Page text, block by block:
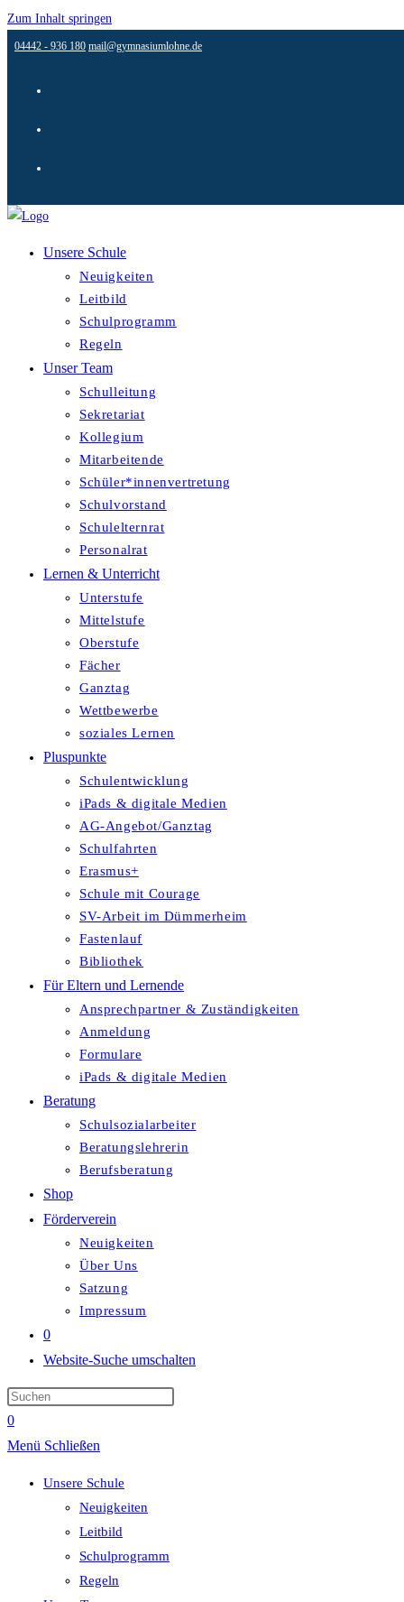
Zum Inhalt springen
04442 - 936 180 mail@gymnasiumlohne.de
Unsere Schule
Neuigkeiten
Leitbild
Schulprogramm
Regeln
Unser Team
Schulleitung
Sekretariat
Kollegium
Mitarbeitende
Schüler*innenvertretung
Schulvorstand
Schulelternrat
Personalrat
Lernen & Unterricht
Unterstufe
Mittelstufe
Oberstufe
Fächer
Ganztag
Wettbewerbe
soziales Lernen
Pluspunkte
Schulentwicklung
iPads & digitale Medien
AG-Angebot/Ganztag
Schulfahrten
Erasmus+
Schule mit Courage
SV-Arbeit im Dümmerheim
Fastenlauf
Bibliothek
Für Eltern und Lernende
Ansprechpartner & Zuständigkeiten
Anmeldung
Formulare
iPads & digitale Medien
Beratung
Schulsozialarbeiter
Beratungslehrerin
Berufsberatung
Shop
Förderverein
Neuigkeiten
Über Uns
Satzung
Impressum
0
Website-Suche umschalten
0
Menü Schließen
Unsere Schule
Neuigkeiten
Leitbild
Schulprogramm
Regeln